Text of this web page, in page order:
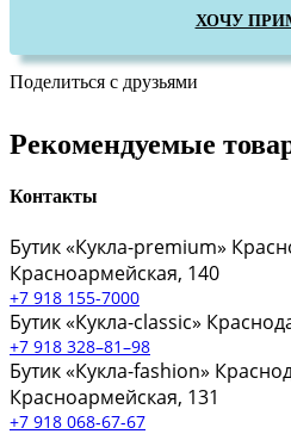
ХОЧУ
Поделиться с друзьями
Рекомендуемые
Контакты
Бутик «Кукла-premium»
Красноармейская, 140
+7 918 155-7000
Бутик «Кукла-classic»
+7 918 328–81–98
Бутик «Кукла-fashion»
Красноармейская, 131
+7 918 068-67-67